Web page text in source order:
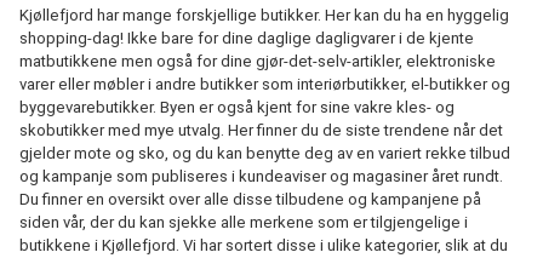
Kjøllefjord har mange forskjellige butikker. Her kan du ha en hyggelig
shopping-dag! Ikke bare for dine daglige dagligvarer i de kjente
matbutikkene men også for dine gjør-det-selv-artikler, elektroniske
varer eller møbler i andre butikker som interiørbutikker, el-butikker og
byggevarebutikker. Byen er også kjent for sine vakre kles- og
skobutikker med mye utvalg. Her finner du de siste trendene når det
gjelder mote og sko, og du kan benytte deg av en variert rekke tilbud
og kampanje som publiseres i kundeaviser og magasiner året rundt.
Du finner en oversikt over alle disse tilbudene og kampanjene på
siden vår, der du kan sjekke alle merkene som er tilgjengelige i
butikkene i Kjøllefjord. Vi har sortert disse i ulike kategorier, slik at du